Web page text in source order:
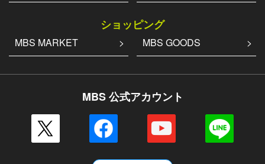
ショッピング
MBS MARKET MBS GOODS
MBS 公式アカウント